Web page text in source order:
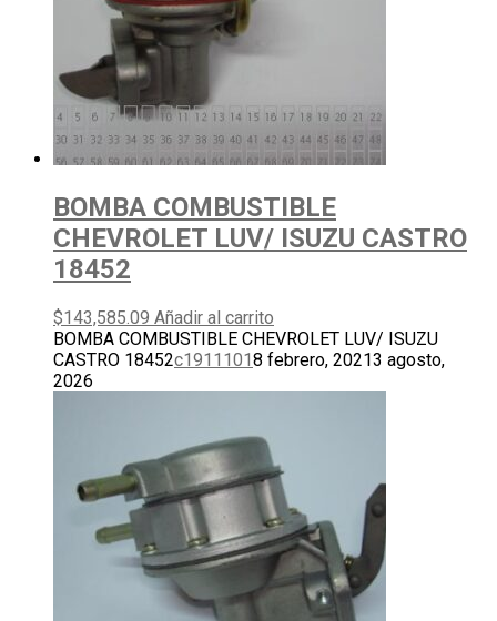
BOMBA COMBUSTIBLE
CHEVROLET LUV/ ISUZU CASTRO
18452
$143,585.09 Añadir al carrito
BOMBA COMBUSTIBLE CHEVROLET LUV/ ISUZU
CASTRO 18452c19111018 febrero, 20213 agosto,
2026